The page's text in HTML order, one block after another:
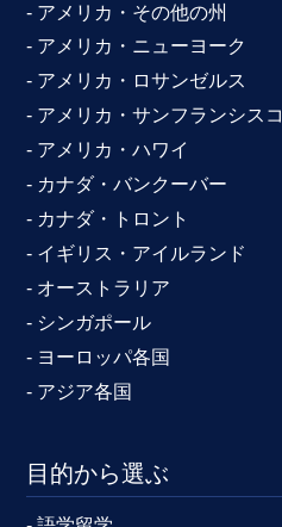
- アメリカ・その他の州
- アメリカ・ニューヨーク
- アメリカ・ロサンゼルス
- アメリカ・サンフランシスコ
- アメリカ・ハワイ
- カナダ・バンクーバー
- カナダ・トロント
- イギリス・アイルランド
- オーストラリア
- シンガポール
- ヨーロッパ各国
- アジア各国
目的から選ぶ